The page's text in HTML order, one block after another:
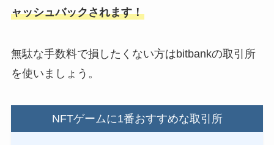
ャッシュバックされます！
無駄な手数料で損したくない方はbitbankの取引所
を使いましょう。
NFTゲームに1番おすすめな取引所